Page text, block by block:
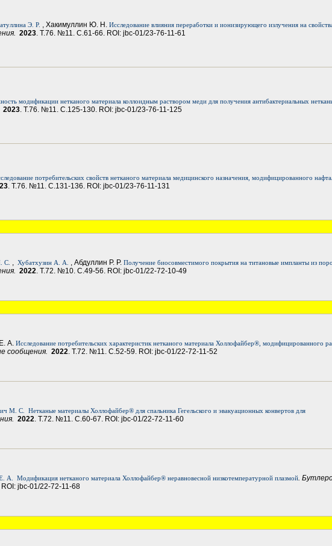
Э. Р. , Хакимуллин Ю. Н. Исследование влияния переработки и ионизирующего излучения на
2023. Т.76. №11. С.61-66. ROI: jbc-01/23-76-11-61
модификации нетканого материала коллоидным раствором меди для получения антибактериальных
2023. Т.76. №11. С.125-130. ROI: jbc-01/23-76-11-125
потребительских свойств нетканого материала медицинского назначения, модифицированного
. Т.76. №11. С.131-136. ROI: jbc-01/23-76-11-131
С. , Хубатхузин А. А. , Абдуллин Р. Р. Получение биосовместимого покрытия на титановые импланты из
2022. Т.72. №10. С.49-56. ROI: jbc-01/22-72-10-49
А. Исследование потребительских характеристик нетканого материала Холлофайбер®, модифицированного
сообщения. 2022. Т.72. №11. С.52-59. ROI: jbc-01/22-72-11-52
М. С.
Нетканые материалы Холлофайбер® для спальника Гегельского и эвакуационных конвертов для
2022. Т.72. №11. С.60-67. ROI: jbc-01/22-72-11-60
А. Модификация нетканого материала Холлофайбер® неравновесной низкотемпературной плазмой.
jbc-01/22-72-11-68